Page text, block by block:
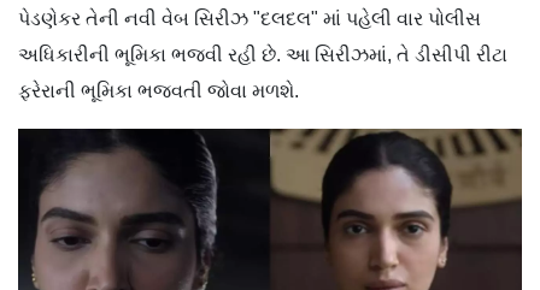
પેડણેકર તેની નવી વેબ સિરીઝ "દલદલ" માં પહેલી વાર પોલીસ
અધિકારીની ભૂમિકા ભજવી રહી છે. આ સિરીઝમાં, તે ડીસીપી રીટા
ફરેરાની ભૂમિકા ભજવતી જોવા મળશે.